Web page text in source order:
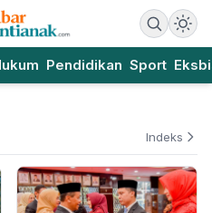
Pendidikan Sport
Indeks